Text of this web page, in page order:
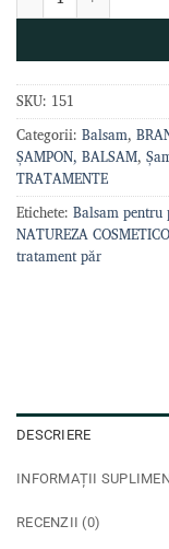
SKU: 151
Categorii: Balsam,
ȘAMPON, BALSAM,
TRATAMENTE
Etichete: Balsam pentru
NATUREZA
tratament păr
DESCRIERE
INFORMAȚII
RECENZII (0)